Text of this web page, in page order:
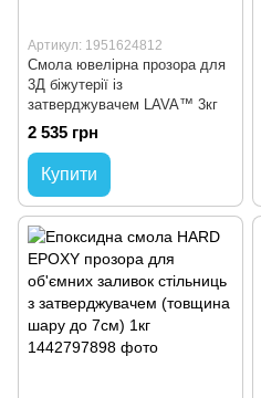
Артикул: 1951624812
Смола ювелірна прозора для
3Д біжутерії із
затверджувачем LAVA™ 3кг
2 535 грн
Купити